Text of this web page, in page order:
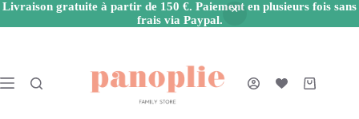
Livraison gratuite à partir de 150 €. Paiement en plusieurs fois sans
frais via Paypal.
Panier